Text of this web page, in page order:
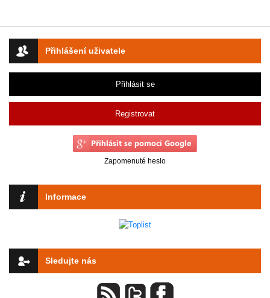
Přihlášení uživatele
Přihlásit se
Registrovat
Zapomenuté heslo
Informace
Sledujte nás